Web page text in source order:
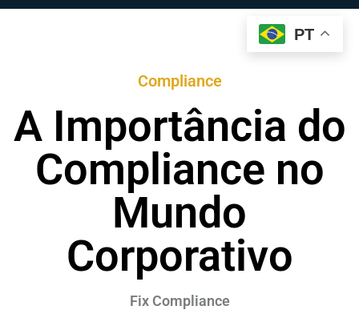
Compliance
A Importância do
Compliance no
Mundo
Corporativo
Fix Compliance
PT